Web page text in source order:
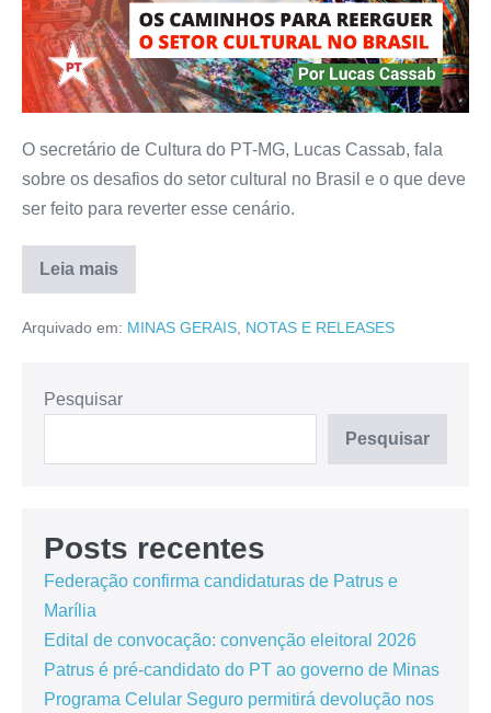
O secretário de Cultura do PT-MG, Lucas Cassab, fala
sobre os desafios do setor cultural no Brasil e o que deve
ser feito para reverter esse cenário.
Leia mais
Arquivado em: MINAS GERAIS NOTAS E RELEASES
Pesquisar
Pesquisar
Posts recentes
Federação confirma candidaturas de Patrus e
Marília
Edital de convocação: convenção eleitoral 2026
Patrus é pré-candidato do PT ao governo de Minas
Programa Celular Seguro permitirá devolução nos